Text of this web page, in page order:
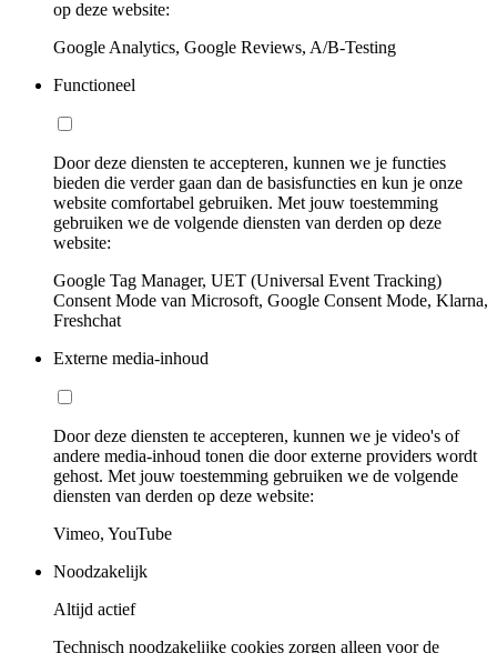
op deze website:
Google Analytics, Google Reviews, A/B-Testing
Functioneel
Door deze diensten te accepteren, kunnen we je functies
bieden die verder gaan dan de basisfuncties en kun je onze
website comfortabel gebruiken. Met jouw toestemming
gebruiken we de volgende diensten van derden op deze
website:
Google Tag Manager, UET (Universal Event Tracking)
Consent Mode van Microsoft, Google Consent Mode, Klarna,
Freshchat
Externe media-inhoud
Door deze diensten te accepteren, kunnen we je video's of
andere media-inhoud tonen die door externe providers wordt
gehost. Met jouw toestemming gebruiken we de volgende
diensten van derden op deze website:
Vimeo, YouTube
Noodzakelijk
Altijd actief
Technisch noodzakelijke cookies zorgen alleen voor de